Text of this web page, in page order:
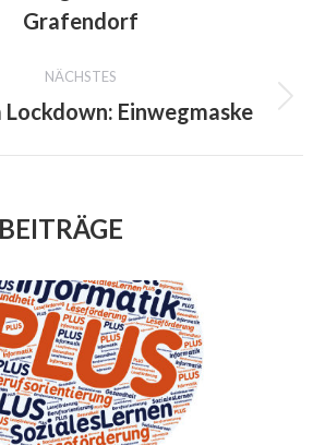
project:
Grafendorf
NÄCHSTES
Next
Lockdown: Einwegmaske